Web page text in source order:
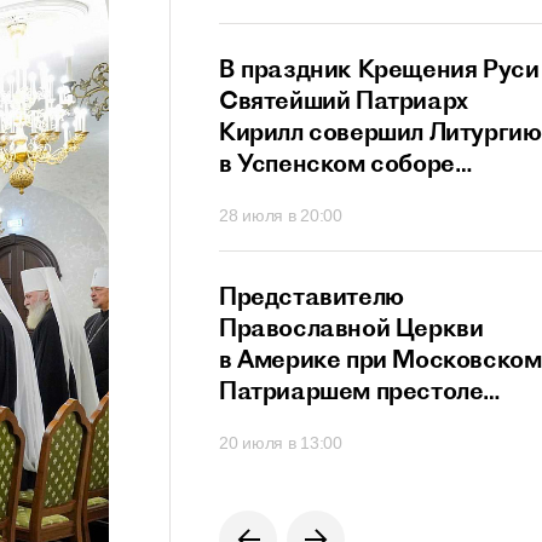
сан
Патриарх
совета
за рубежом
Патриарх
работу
Высшего
Совета
В праздник Крещения Руси
Святейший Патриарх
Кирилл совершил Литургию
в Успенском соборе
28 июля в 20:00
Представителю
Православной Церкви
в Америке при Московском
Патриаршем престоле
Сергия Радонежского
20 июля в 13:00